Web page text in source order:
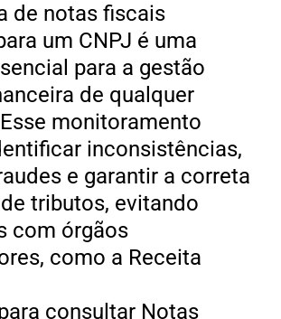
de notas fiscais
um CNPJ é uma
para a gestão
de qualquer
monitoramento
inconsistências,
e garantir a correta
tributos, evitando
com órgãos
como a Receita
consultar Notas